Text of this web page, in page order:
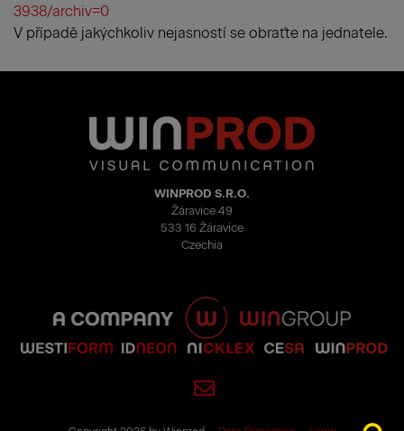
3938/archiv=0
V případě jakýchkoliv nejasností se obraťte na jednatele.
WINPROD S.R.O.
Žáravice 49
533 16 Žáravice
Czechia